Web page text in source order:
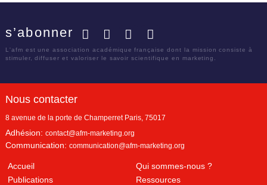
s’abonner
L'afm est une association académique française dont la mission consiste à
stimuler, diffuser et valoriser le savoir scientifique en marketing.
Nous contacter
8 avenue de la porte de Champerret Paris, 75017
Adhésion: contact@afm-marketing.org
Communication: communication@afm-marketing.org
Accueil
Qui sommes-nous ?
Publications
Ressources